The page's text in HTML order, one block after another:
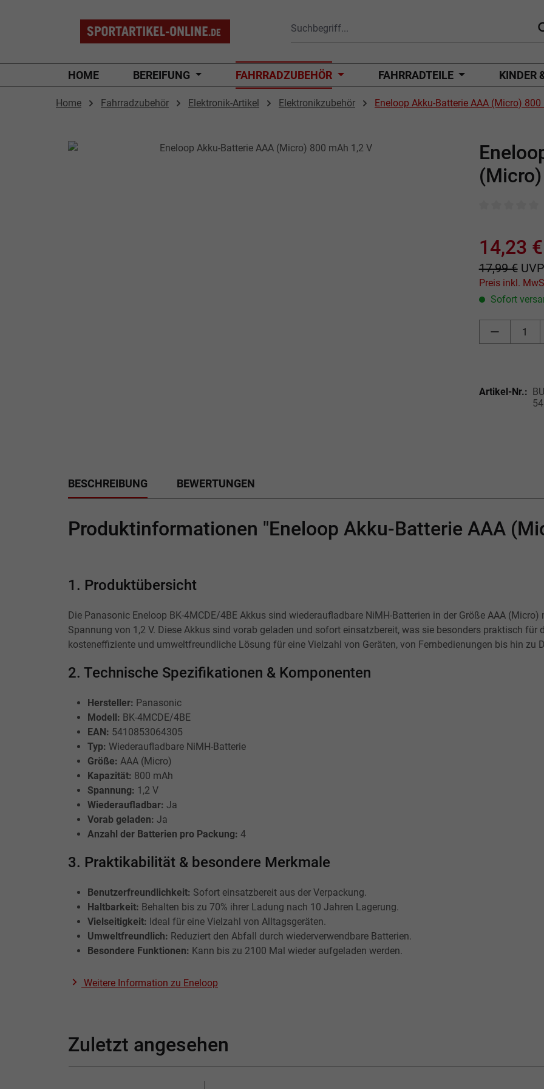
HOME BEREIFUNG FAHRRADZUBEHÖR FAHRRADTEILE KINDER
Home Fahrradzubehör Elektronik-Artikel Elektronikzubehör
Eneloop Akku-Batterie AAA (Micro) 800
14,23 €
17,99 € UVP
Sofort
Artikel-Nr.:
BESCHREIBUNG BEWERTUNGEN
Produktinformationen "Eneloop Akku-Batterie AAA
1. Produktübersicht
Die Panasonic Eneloop BK-4MCDE/4BE Akkus sind wiederaufladbare NiMH-Batterien in der Größe AAA
Spannung von 1,2 V. Diese Akkus sind vorab geladen und sofort einsatzbereit, was sie besonders praktisch für
kosteneffiziente und umweltfreundliche Lösung für eine Vielzahl von Geräten, von Fernbedienungen bis hin zu
2. Technische Spezifikationen & Komponenten
Hersteller: Panasonic
Modell: BK-4MCDE/4BE
EAN: 5410853064305
Typ: Wiederaufladbare NiMH-Batterie
Größe: AAA (Micro)
Kapazität: 800 mAh
Spannung: 1,2 V
Wiederaufladbar: Ja
Vorab geladen: Ja
Anzahl der Batterien pro Packung: 4
3. Praktikabilität & besondere Merkmale
Benutzerfreundlichkeit: Sofort einsatzbereit aus der Verpackung.
Haltbarkeit: Behalten bis zu 70% ihrer Ladung nach 10 Jahren Lagerung.
Vielseitigkeit: Ideal für eine Vielzahl von Alltagsgeräten.
Umweltfreundlich: Reduziert den Abfall durch wiederverwendbare Batterien.
Besondere Funktionen: Kann bis zu 2100 Mal wieder aufgeladen werden.
Weitere Information zu Eneloop
Zuletzt angesehen